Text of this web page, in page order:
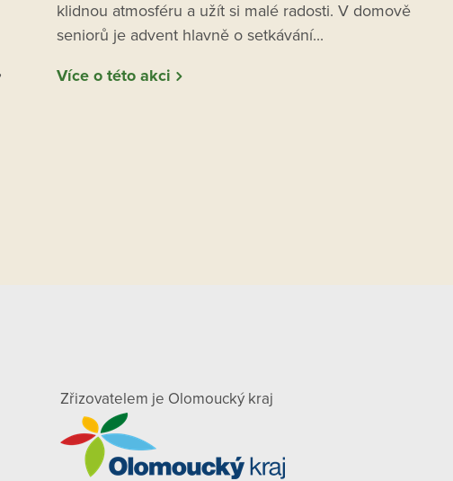
klidnou atmosféru a užít si malé radosti. V domově
seniorů je advent hlavně o setkávání...
Více o této akci
Zřizovatelem je Olomoucký kraj